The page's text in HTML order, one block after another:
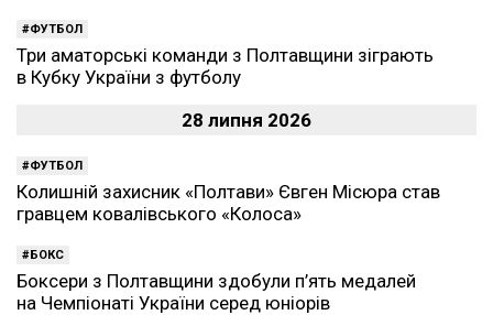
ФУТБОЛ
Три аматорські команди з Полтавщини зіграють
в Кубку України з футболу
28 липня 2026
ФУТБОЛ
Колишній захисник «Полтави» Євген Місюра став
гравцем ковалівського «Колоса»
БОКС
Боксери з Полтавщини здобули п’ять медалей
на Чемпіонаті України серед юніорів